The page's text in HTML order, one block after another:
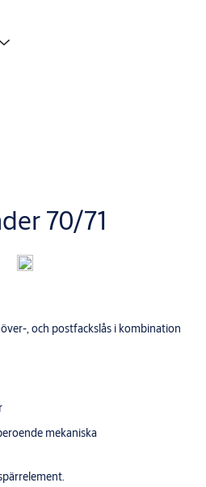
70/71
, och postfackslås i kombination
mekaniska